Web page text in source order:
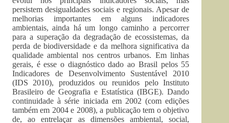
persistem desigualdades sociais e regionais. Apesar de
melhorias importantes em alguns indicadores
ambientais, ainda há um longo caminho a percorrer
para a superação da degradação de ecossistemas, da
perda de biodiversidade e da melhora significativa da
qualidade ambiental nos centros urbanos. Em linhas
gerais, é esse o diagnóstico dado ao Brasil pelos 55
Indicadores de Desenvolvimento Sustentável 2010
(IDS 2010), produzidos ou reunidos pelo Instituto
Brasileiro de Geografia e Estatística (IBGE). Dando
continuidade à série iniciada em 2002 (com edições
também em 2004 e 2008), a publicação tem o objetivo
de, ao entrelaçar as dimensões ambiental, social,